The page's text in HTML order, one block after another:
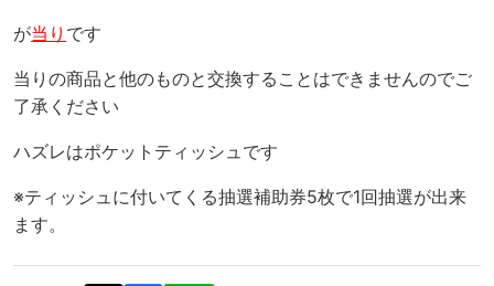
が当り です
当りの商品と他のものと交換することはできませんのでご
了承ください
ハズレはポケットティッシュです
※ティッシュに付いてくる抽選補助券5枚で1回抽選が出来
ます。